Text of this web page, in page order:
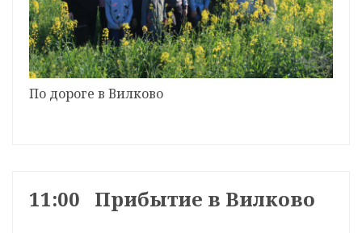
По дороге в Вилково
11:00 Прибытие в Вилково